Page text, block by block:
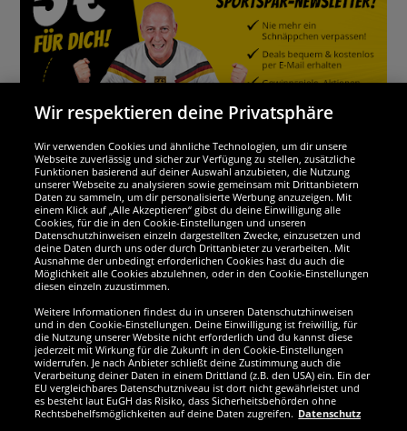
Wir sind ausgezeichnet
Werde SportSpar-Fan!
Wir respektieren deine Privatsphäre
Wir verwenden Cookies und ähnliche Technologien, um dir unsere
Webseite zuverlässig und sicher zur Verfügung zu stellen, zusätzliche
Funktionen basierend auf deiner Auswahl anzubieten, die Nutzung
unserer Webseite zu analysieren sowie gemeinsam mit Drittanbietern
Daten zu sammeln, um dir personalisierte Werbung anzuzeigen. Mit
einem Klick auf „Alle Akzeptieren“ gibst du deine Einwilligung alle
Cookies, für die in den Cookie-Einstellungen und unseren
Datenschutzhinweisen einzeln dargestellten Zwecke, einzusetzen und
deine Daten durch uns oder durch Drittanbieter zu verarbeiten. Mit
Ausnahme der unbedingt erforderlichen Cookies hast du auch die
Möglichkeit alle Cookies abzulehnen, oder in den Cookie-Einstellungen
diesen einzeln zuzustimmen.
Weitere Informationen findest du in unseren Datenschutzhinweisen
und in den Cookie-Einstellungen. Deine Einwilligung ist freiwillig, für
die Nutzung unserer Website nicht erforderlich und du kannst diese
jederzeit mit Wirkung für die Zukunft in den Cookie-Einstellungen
widerrufen. Je nach Anbieter schließt deine Zustimmung auch die
Verarbeitung deiner Daten in einem Drittland (z.B. den USA) ein. Ein der
EU vergleichbares Datenschutzniveau ist dort nicht gewährleistet und
es besteht laut EuGH das Risiko, dass Sicherheitsbehörden ohne
Rechtsbehelfsmöglichkeiten auf deine Daten zugreifen. Datenschutz